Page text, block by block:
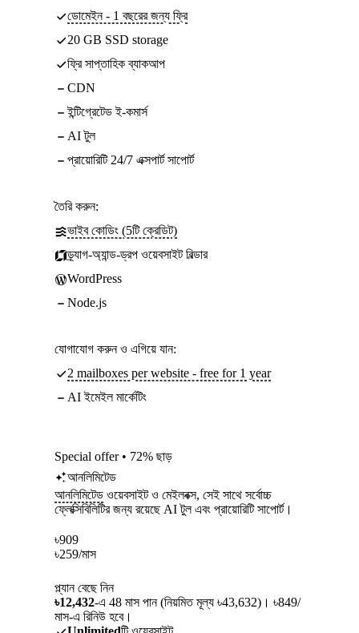
ডোমেইন - 1 বছরের জন্য ফ্রি
20 GB SSD storage
ফ্রি সাপ্তাহিক ব্যাকআপ
CDN
ইন্টিগ্রেটেড ই-কমার্স
AI টুল
প্রায়োরিটি 24/7 এক্সপার্ট সাপোর্ট
তৈরি করুন:
ভাইব কোডিং (5টি ক্রেডিট)
ড্র্যাগ-অ্যান্ড-ড্রপ ওয়েবসাইট বিল্ডার
WordPress
Node.js
যোগাযোগ করুন ও এগিয়ে যান:
2 mailboxes per website - free for 1 year
AI ইমেইল মার্কেটিং
Special offer • 72% ছাড়
আনলিমিটেড
আনলিমিটেড ওয়েবসাইট ও মেইলবক্স, সেই সাথে সর্বোচ্চ
ফ্লেক্সিবিলিটির জন্য রয়েছে AI টুল এবং প্রায়োরিটি সাপোর্ট।
৳909
৳259/মাস
প্ল্যান বেছে নিন
৳12,432-এ 48 মাস পান (নিয়মিত মূল্য ৳43,632)। ৳849/
মাস-এ রিনিউ হবে।